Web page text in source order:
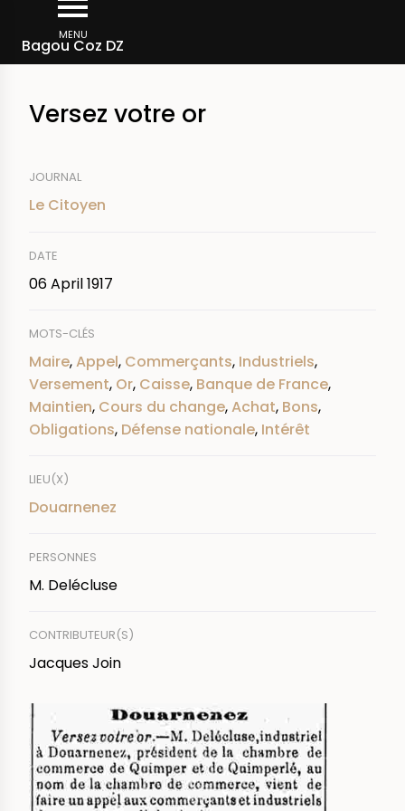
main
MENU
Bagou Coz DZ
Breadcrumb
Versez votre or
JOURNAL
Le Citoyen
DATE
06 April 1917
MOTS-CLÉS
Maire,Appel, Commerçants, Industriels,
Versement, Or, Caisse, Banque de France,
Maintien, Cours du change,Achat, Bons,
Obligations, Défense nationale, Intérêt
LIEU(X)
Douarnenez
PERSONNES
M. Delécluse
CONTRIBUTEUR(S)
Jacques Join
IMAGE